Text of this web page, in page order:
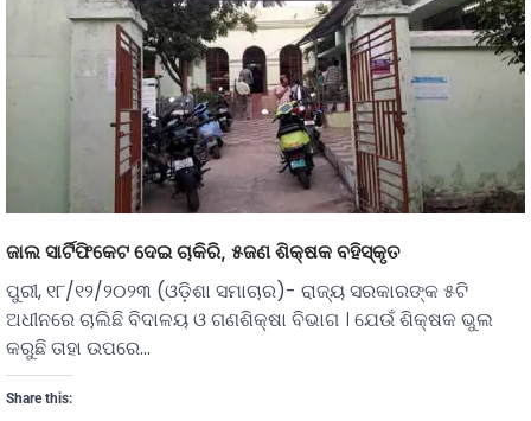
ଜାଲ ସାର୍ଟିଫିକେଟ ଦେଇ ଚାକିରି, ୫ଜଣ ଶିକ୍ଷକ ବହିସ୍କୃତ
ପୁରୀ, ୧୮/୧୨/୨୦୨୩ (ଓଡ଼ିଶା ସମାଚାର)- ରାଜ୍ୟ ସରକାରଙ୍କ ୫ଟି
ଅଧୀନରେ ଚାଲିଛି ବିଦାଳୟ ଓ ଗଣଶିକ୍ଷା ବିଭାଗ । ଯେଉଁ ଶିକ୍ଷକ ଭୁଲ
କରୁଛି ତାହା ଉପରେ…
Share this: